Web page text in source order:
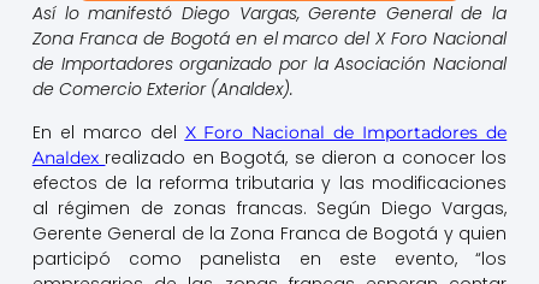
Así lo manifestó Diego Vargas, Gerente General de la
Zona Franca de Bogotá en el marco del X Foro Nacional
de Importadores organizado por la Asociación Nacional
de Comercio Exterior (Analdex).
En el marco del X Foro Nacional de Importadores de
Analdex realizado en Bogotá, se dieron a conocer los
efectos de la reforma tributaria y las modificaciones
al régimen de zonas francas. Según Diego Vargas,
Gerente General de la Zona Franca de Bogotá y quien
participó como panelista en este evento, “los